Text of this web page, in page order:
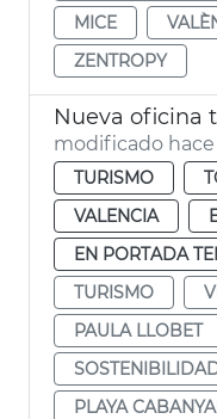
MICE
ZENTROPY
Nueva oficina
modificado hace
TURISMO
VALENCIA
EN PORTADA
TURISMO
PAULA LLOBET
PLAYA